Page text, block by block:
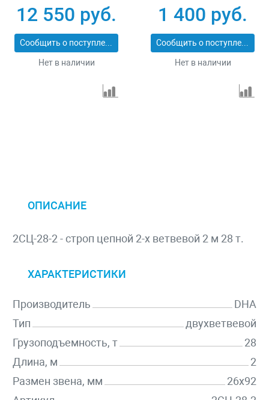
12 550 руб.
Сообщить о поступлении
Нет в наличии
1 400 руб.
Сообщить о поступлении
Нет в наличии
ОПИСАНИЕ
2СЦ-28-2 - строп цепной 2-х ветвевой 2 м 28 т.
ХАРАКТЕРИСТИКИ
Производитель
DHA
Тип
двухветвевой
Грузоподъемность, т
28
Длина, м
2
Размен звена, мм
26х92